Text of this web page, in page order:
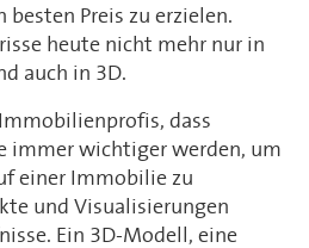
Preis zu erzielen.
heute nicht mehr nur in
auch in 3D.
dass
immer wichtiger werden, um
einer Immobilie zu
und Visualisierungen
Ein 3D-Modell, eine